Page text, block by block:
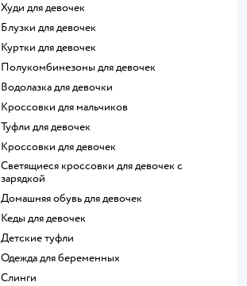
Худи для девочек
Блузки для девочек
Куртки для девочек
Полукомбинезоны для девочек
Водолазка для девочки
Кроссовки для мальчиков
Туфли для девочек
Кроссовки для девочек
Светящиеся кроссовки для девочек с
зарядкой
Домашняя обувь для девочек
Кеды для девочек
Детские туфли
Одежда для беременных
Слинги